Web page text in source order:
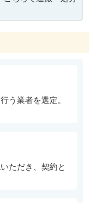
う業者を選定。
ただき、契約と